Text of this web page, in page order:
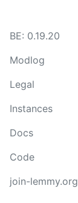
BE: 0.19.20
Modlog
Legal
Instances
Docs
Code
join-lemmy.org